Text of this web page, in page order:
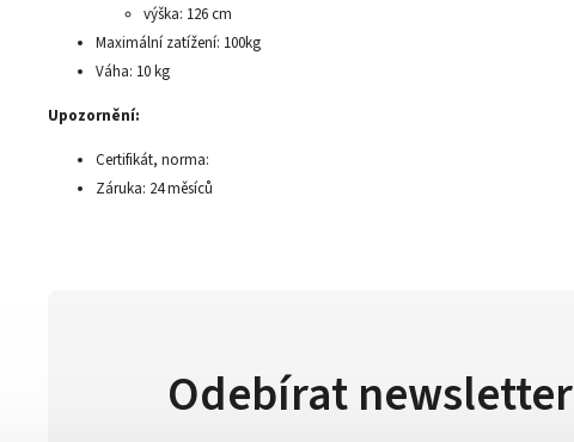
výška: 126 cm
Maximální zatížení: 100kg
Váha: 10 kg
Upozornění:
Certifikát, norma:
Záruka: 24 měsíců
Odebírat newsletter